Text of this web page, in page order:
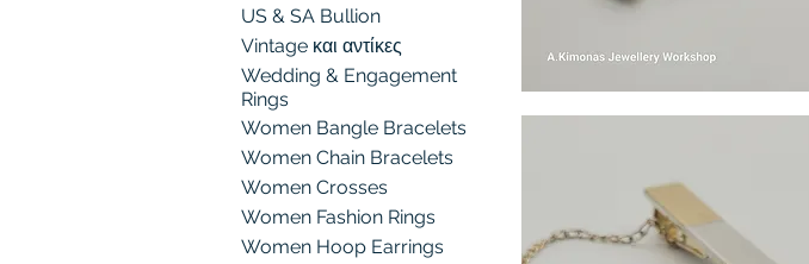
US & SA Bullion
Vintage και αντίκες
Wedding & Engagement
Rings
Women Bangle Bracelets
Women Chain Bracelets
Women Crosses
Women Fashion Rings
Women Hoop Earrings
Γρήγορη προβολή